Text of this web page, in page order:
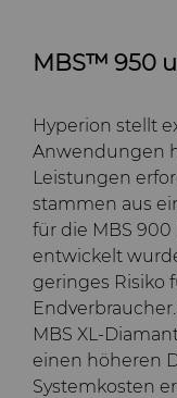
MBS™ 950
Hyperion stellt
Anwendungen
Leistungen
stammen aus
für die MBS
entwickelt
geringes Risiko
MBS XL-
einen höheren
Systemkosten